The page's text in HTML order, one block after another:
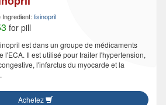
Ingredient: lisinopril
for pill
est dans un groupe de médicaments
l'ECA. Il est utilisé pour traiter l'hypertension,
l'infarctus du myocarde et la
Achetez